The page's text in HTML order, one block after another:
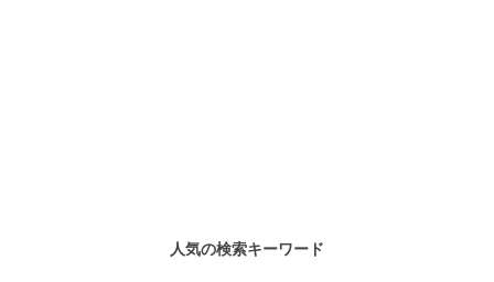
人気の検索キーワード